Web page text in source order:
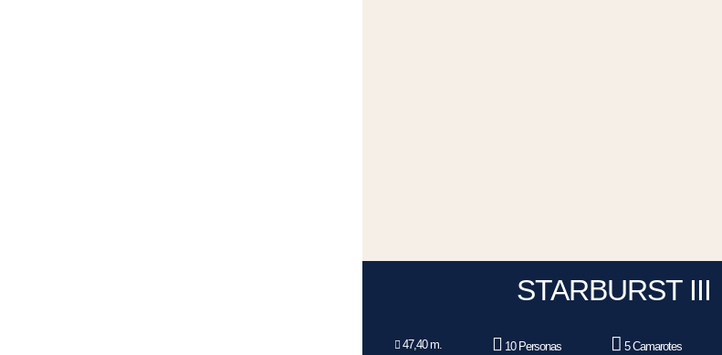
STARBURST III
47,40 m. 10 Personas 5 Camarotes